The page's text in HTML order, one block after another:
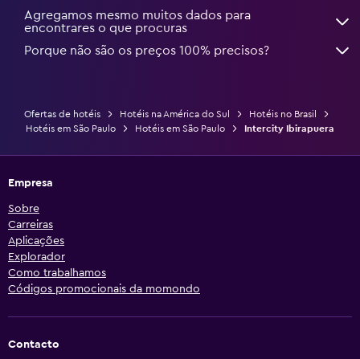
Agregamos mesmo muitos dados para
encontrares o que procuras
Porque não são os preços 100% precisos?
Ofertas de hotéis Hotéis na América do Sul
Hotéis no Brasil
Hotéis em São Paulo
Hotéis em São Paulo Intercity Ibirapuera
Empresa
Sobre
Carreiras
Aplicações
Explorador
Como trabalhamos
Códigos promocionais da momondo
Contacto